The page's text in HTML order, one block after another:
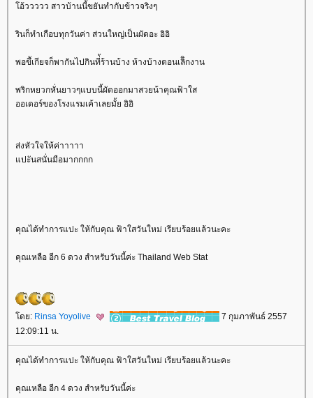
อ้ววววว สาวบ้านนี้ขยันทำกับข้าวจริงๆ
รินก็ทำเกือบทุกวันค่า ส่วนใหญ่เป็นผัดอะ อิอิ
พอขึัเกียจก็พากันไปกินที่้ร้านบ้าง ห้างบ้างตอนเลิิกงาน
พริกหยวกหั่นยาวๆแบบนี้ผัดออกมาสวยน้าคุณฟ้าใส
ออเดอร์ของโรงแรมเค้าเลยมั้ย อิอิ
ส่งหัวใจให้ค่าาาาา
ปะันสนั่นมือมากกกก
คุณได้ทำการแปะ ให้กับคุณ ฟ้าใสวันใหม่ เรียบร้อยแล้วนะคะ
คุณเหลือ อีก 6 ดวง สำหรับวันนี้ค่ะ Thailand Web Stat
ดย: Rinsa Yoyolive
7 กุมภาพันธ์ 2557
12:09:11 น.
คุณได้ทำการแปะ ให้กับคุณ ฟ้าใสวันใหม่ เรียบร้อยแล้วนะคะ
คุณเหลือ อีก 4 ดวง สำหรับวันนี้ค่ะ